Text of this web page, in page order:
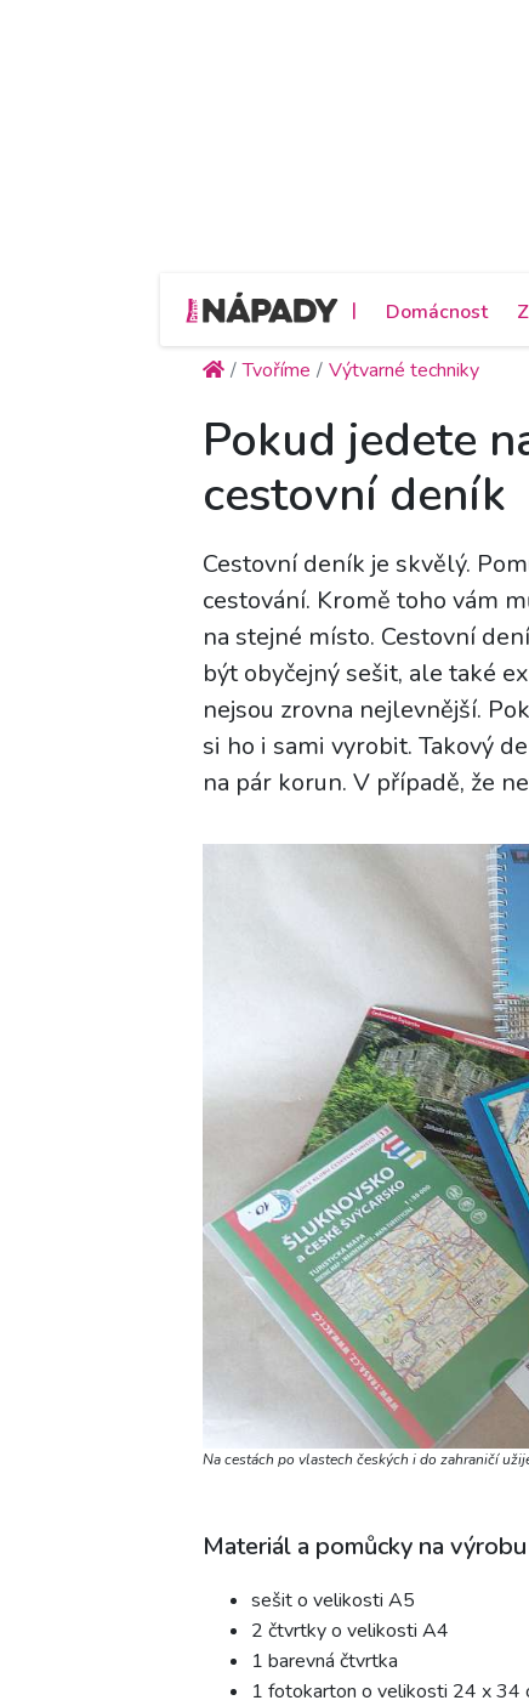
| Domácnost
Tvoříme Výtvarné techniky
Pokud jedete
cestovní deník
Cestovní deník je skvělý.
cestování. Kromě toho vám
na stejné místo. Cestovní
být obyčejný sešit, ale také
nejsou zrovna nejlevnější.
si ho i sami vyrobit. Takový
na pár korun. V případě, že
Na cestách po vlastech českých i do zahraničí
Materiál a pomůcky na
sešit o velikosti A5
2 čtvrtky o velikosti A4
1 barevná čtvrtka
1 fotokarton o velikosti 24 x 34